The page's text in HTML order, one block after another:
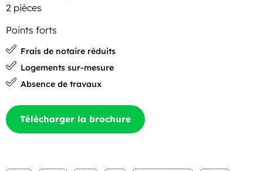
2 pièces
Points forts
Frais de notaire réduits
Logements sur-mesure
Absence de travaux
Télécharger la brochure